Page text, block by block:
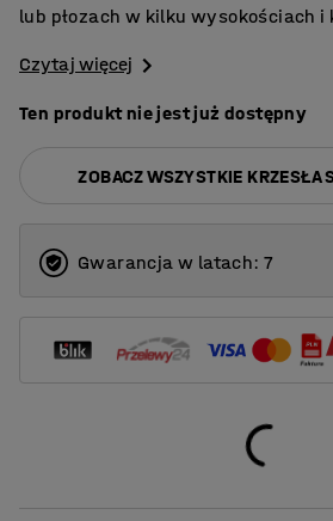
lub płozach w kilku wysokościach i
Czytaj więcej
Ten produkt nie jest już dostępny
ZOBACZ WSZYSTKIE KRZESŁA
Gwarancja w latach: 7